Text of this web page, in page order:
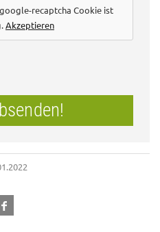
recaptcha Cookie ist
Akzeptieren